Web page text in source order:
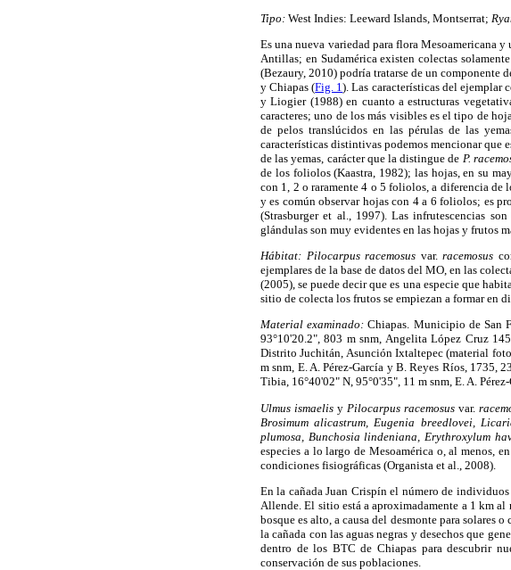
Tipo: West Indies: Leeward Islands, Montserrat;
Es una nueva variedad para flora Mesoamericana
Antillas; en Sudamérica existen colectas
(Bezaury, 2010) podría tratarse de un componente
y Chiapas (Fig. 1). Las características del ejemplar
y Liogier (1988) en cuanto a estructuras
caracteres; uno de los más visibles es el tipo de
de pelos translúcidos en las pérulas de las
características distintivas podemos mencionar que
de las yemas, carácter que la distingue de P.
de los foliolos (Kaastra, 1982); las hojas, en su
con 1, 2 o raramente 4 o 5 foliolos, a diferencia de
y es común observar hojas con 4 a 6 foliolos; es
(Strasburger et al., 1997). Las infrutescencias
glándulas son muy evidentes en las hojas y frutos
Hábitat: Pilocarpus racemosus var. racemosus
ejemplares de la base de datos del MO, en las
(2005), se puede decir que es una especie que
sitio de colecta los frutos se empiezan a formar en
Material examinado: Chiapas. Municipio de San
93°10'20.2", 803 m snm, Angelita López Cruz
Distrito Juchitán, Asunción Ixtaltepec (material
m snm, E. A. Pérez-García y B. Reyes Ríos, 1735,
Tibia, 16°40'02" N, 95°0'35", 11 m snm, E. A.
Ulmus ismaelis y Pilocarpus racemosus var.
Brosimum alicastrum, Eugenia breedlovei,
plumosa, Bunchosia lindeniana, Erythroxylum
especies a lo largo de Mesoamérica o, al menos,
condiciones fisiográficas (Organista et al., 2008).
En la cañada Juan Crispín el número de individuos
Allende. El sitio está a aproximadamente a 1 km al
bosque es alto, a causa del desmonte para solares
la cañada con las aguas negras y desechos que
dentro de los BTC de Chiapas para descubrir
conservación de sus poblaciones.